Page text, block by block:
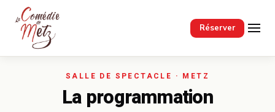
Réserver
Passer au contenu principal
La programmation